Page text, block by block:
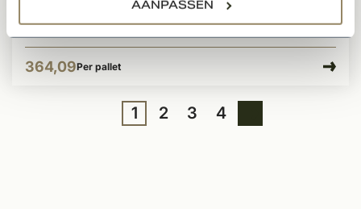
AANPASSEN
364,09Per pallet
1 2 3 4